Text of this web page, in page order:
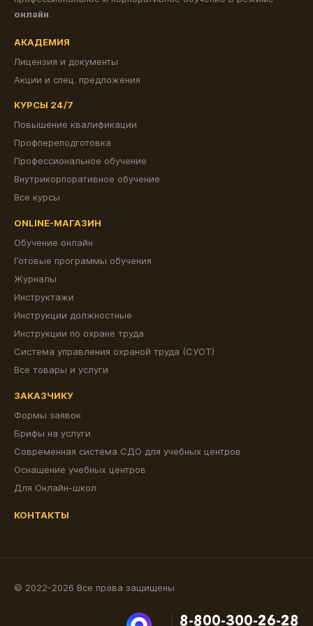
онлайн.
АКАДЕМИЯ
Лицензия и документы
Акции и спец. предложения
КУРСЫ 24/7
Повышение квалификации
Профпереподготовка
Профессиональное обучение
Внутрикорпоративное обучение
Все курсы
ONLINE-МАГАЗИН
Обучение онлайн
Готовые программы обучения
Журналы
Инструктажи
Инструкции должностные
Инструкции по охране труда
Система управления охраной труда (СУОТ)
Все товары и услуги
ЗАКАЗЧИКУ
Формы заявок
Брифы на услуги
Современная система СДО для учебных центров
Оснащение учебных центров
Для Онлайн-школ
КОНТАКТЫ
© 2022-2026 Все права защищены
8-800-300-26-28